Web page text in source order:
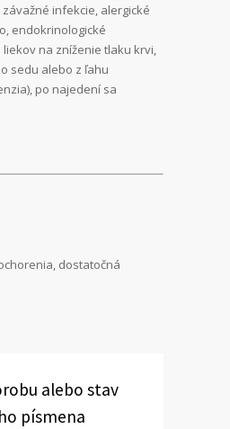
infekcie, alergické
endokrinologické
na zníženie tlaku krvi,
sedu alebo z ľahu
po najedení sa
dostatočná
alebo stav
písmena